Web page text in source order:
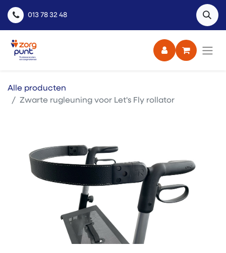
013 78 32 48
Alle producten
Zwarte rugleuning voor Let's Fly rollator